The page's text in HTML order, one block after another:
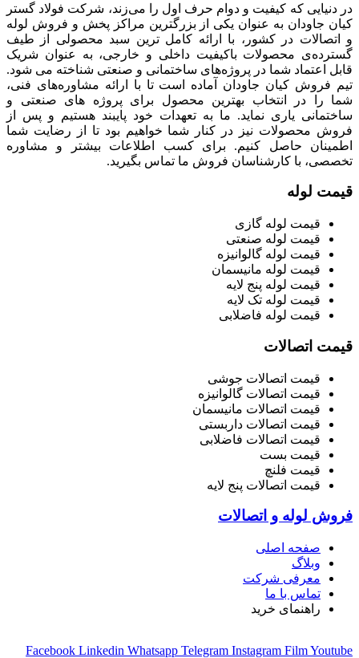
در دنیایی که کیفیت و دوام حرف اول را می‌زند، شرکت فولاد گستر
کیان جاودان به عنوان یکی از بزرگترین مراکز پخش و فروش لوله
و اتصالات در کشور، با ارائه کامل ترین سبد محصولی از طیف
گسترده‌‌ی محصولات باکیفیت داخلی و خارجی، به عنوان شریک
قابل اعتماد شما در پروژه‌های ساختمانی و صنعتی شناخته می شود.
تیم فروش کیان جاودان آماده است تا با ارائه مشاوره‌های فنی،
شما را در انتخاب بهترین محصول برای پروژه های صنعتی و
ساختمانی یاری نماید. ما به تعهدات خود پایبند هستیم و پس از
فروش محصولات نیز در کنار شما خواهیم بود تا از رضایت شما
اطمینان حاصل کنیم. برای کسب اطلاعات بیشتر و مشاوره
تخصصی، با کارشناسان فروش ما تماس بگیرید.
قیمت لوله
قیمت لوله گازی
قیمت لوله صنعتی
قیمت لوله گالوانیزه
قیمت لوله مانیسمان
قیمت لوله پنج لایه
قیمت لوله تک لایه
قیمت لوله فاضلابی
قیمت اتصالات
قیمت اتصالات جوشی
قیمت اتصالات گالوانیزه
قیمت اتصالات مانیسمان
قیمت اتصالات داربستی
قیمت اتصالات فاضلابی
قیمت بست
قیمت فلنچ
قیمت اتصالات پنج لایه
فروش لوله و اتصالات
صفحه اصلی
وبلاگ
معرفی شرکت
تماس با ما
راهنمای خرید
Facebook Linkedin Whatsapp Telegram Instagram FilmYoutube